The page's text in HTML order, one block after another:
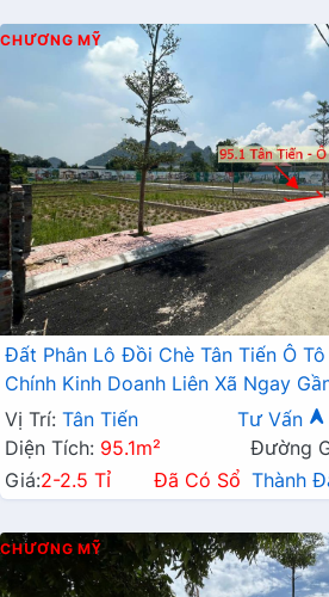
CHƯƠNG MỸ
Đất Phân Lô Đồi Chè Tân Tiến Ô
Chính Kinh Doanh Liên Xã Ngay
Vị Trí: Tân Tiến Tư Vấn
Diện Tích: 95.1m²
Đường
Giá:2-2.5 Tỉ Đã Có Sổ Thành
CHƯƠNG MỸ